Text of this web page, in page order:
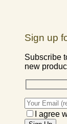
Sign up
Subscribe
new
I agree